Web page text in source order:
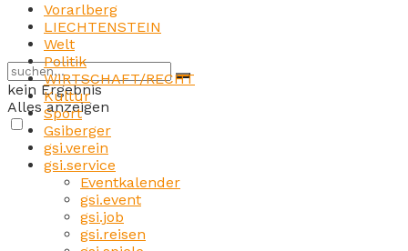
kein Ergebnis
Alles anzeigen
Vorarlberg
LIECHTENSTEIN
Welt
Politik
WIRTSCHAFT/RECHT
Kultur
Sport
Gsiberger
gsi.verein
gsi.service
Eventkalender
gsi.event
gsi.job
gsi.reisen